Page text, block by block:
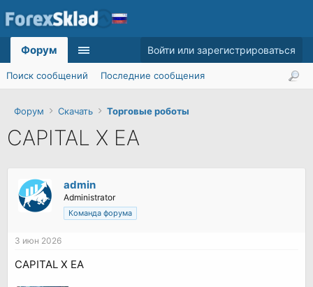
Форум Скачать Торговые роботы
CAPITAL X EA
admin
Administrator
Команда форума
3 июн 2026
CAPITAL X EA
Форум
Поиск сообщений Последние сообщения
Войти или зарегистрироваться